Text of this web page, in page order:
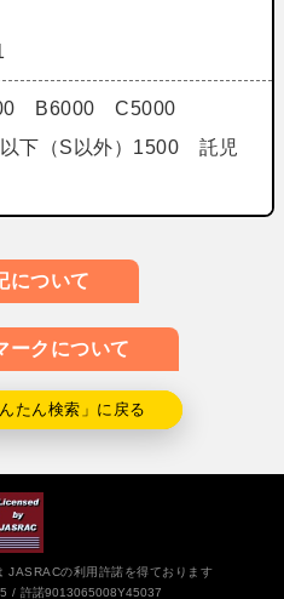
B6000 C5000
下（S以外）1500 託児
について
ークについて
たん検索」に戻る
JASRACの利用許諾を得ております
許諾9013065008Y45037